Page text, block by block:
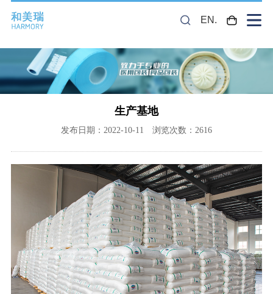
EN.
生产基地
发布日期：2022-10-11 浏览次数：2616